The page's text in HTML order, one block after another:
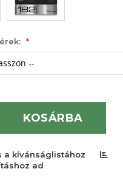
KOSÁRBA
a kívánságlistához
ad